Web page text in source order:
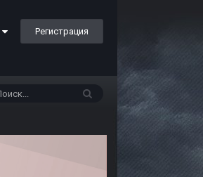
Регистрация